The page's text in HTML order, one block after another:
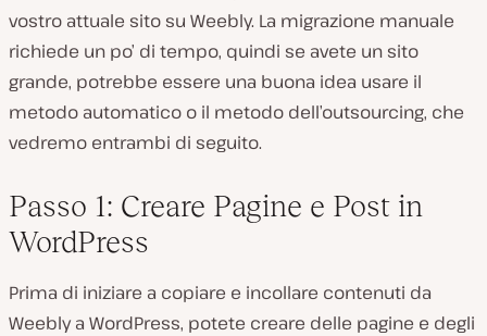
vostro attuale sito su Weebly. La migrazione manuale
richiede un po’ di tempo, quindi se avete un sito
grande, potrebbe essere una buona idea usare il
metodo automatico o il metodo dell’outsourcing, che
vedremo entrambi di seguito.
Passo 1: Creare Pagine e Post in
WordPress
Prima di iniziare a copiare e incollare contenuti da
Weebly a WordPress, potete creare delle pagine e degli